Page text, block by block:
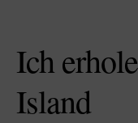
Ich
Island